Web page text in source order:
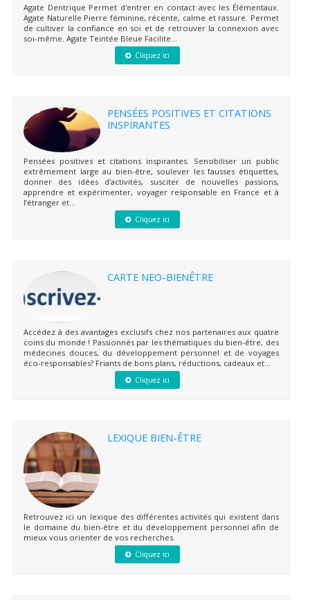
Agate Dentrique Permet d'entrer en contact avec les Élémentaux.
Agate Naturelle Pierre féminine, récente, calme et rassure. Permet
de cultiver la confiance en soi et de retrouver la connexion avec
soi-même. Agate Teintée Bleue Facilite...
Cliquez ici
PENSÉES POSITIVES ET CITATIONS
INSPIRANTES
Pensées positives et citations inspirantes. Sensibiliser un public
extrêmement large au bien-être, soulever les fausses étiquettes,
donner des idées d’activités, susciter de nouvelles passions,
apprendre et expérimenter, voyager responsable en France et à
l’étranger et...
Cliquez ici
CARTE NEO-BIENÊTRE
Accédez à des avantages exclusifs chez nos partenaires aux quatre
coins du monde ! Passionnés par les thématiques du bien-être, des
médecines douces, du développement personnel et de voyages
éco-responsables? Friants de bons plans, réductions, cadeaux et...
Cliquez ici
LEXIQUE BIEN-ÊTRE
Retrouvez ici un lexique des différentes activités qui existent dans
le domaine du bien-être et du développement personnel afin de
mieux vous orienter de vos recherches.
Cliquez ici